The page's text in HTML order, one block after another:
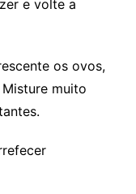
e volte a
os ovos,
muito